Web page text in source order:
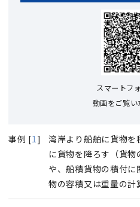
スマートフ
動画をご覧
事例 [1]
湾岸より船舶に貨物
に貨物を降ろす（貨
や、船積貨物の積付
物の容積又は重量の計